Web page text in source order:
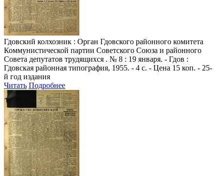
Гдовский колхозник : Орган Гдовского районного комитета
Коммунистической партии Советского Союза и районного
Совета депутатов трудящихся . № 8 : 19 января. - Гдов :
Гдовская районная типография, 1955. - 4 с. - Цена 15 коп. - 25-
й год издания
Читать Подробнее